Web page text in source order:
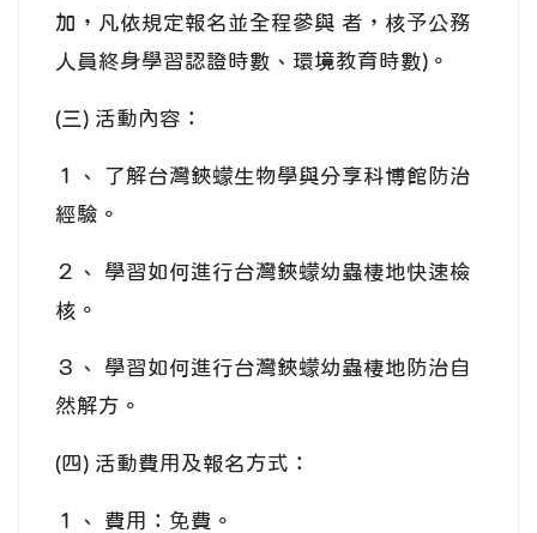
加，凡依規定報名並全程參與 者，核予公務
人員終身學習認證時數、環境教育時數)。
(三) 活動內容：
１、 了解台灣鋏蠓生物學與分享科博館防治
經驗。
２、 學習如何進行台灣鋏蠓幼蟲棲地快速檢
核。
３、 學習如何進行台灣鋏蠓幼蟲棲地防治自
然解方。
(四) 活動費用及報名方式：
１、 費用：免費。